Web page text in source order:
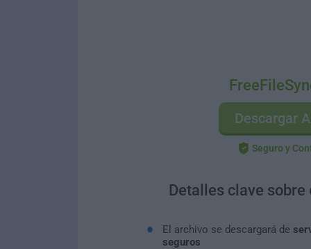
Descargar
Seguro y
Detalles clave sobre
El archivo se descargará de
seguros